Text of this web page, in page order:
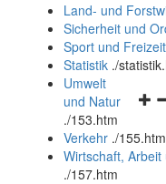
und
schließen
Land- und
Sicherheit und
Sport und Freizeit
Statistik ./
und
Umwelt
und Natur
./153.htm
Verkehr ./155.htm
Wirtschaft,
./157.htm